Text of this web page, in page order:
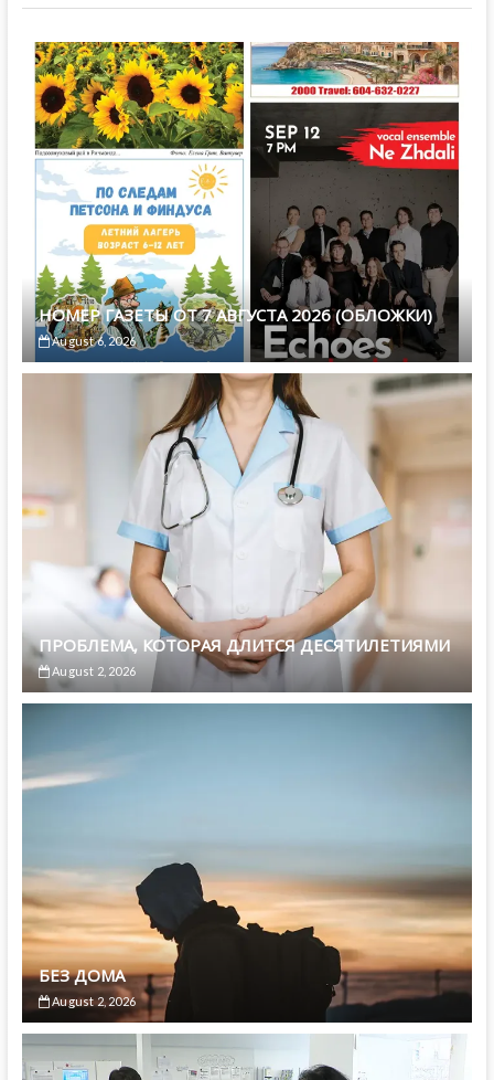
НОМЕР ГАЗЕТЫ ОТ 7 АВГУСТА 2026 (ОБЛОЖКИ)
August 6, 2026
ПРОБЛЕМА, КОТОРАЯ ДЛИТСЯ ДЕСЯТИЛЕТИЯМИ
August 2, 2026
БЕЗ ДОМА
August 2, 2026